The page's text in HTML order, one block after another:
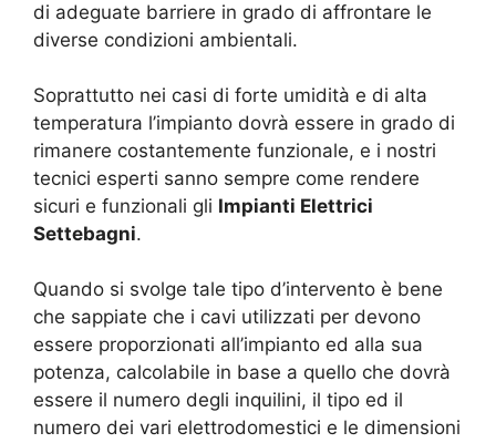
di adeguate barriere in grado di affrontare le
diverse condizioni ambientali.
Soprattutto nei casi di forte umidità e di alta
temperatura l’impianto dovrà essere in grado di
rimanere costantemente funzionale, e i nostri
tecnici esperti sanno sempre come rendere
sicuri e funzionali gli Impianti Elettrici
Settebagni.
Quando si svolge tale tipo d’intervento è bene
che sappiate che i cavi utilizzati per devono
essere proporzionati all’impianto ed alla sua
potenza, calcolabile in base a quello che dovrà
essere il numero degli inquilini, il tipo ed il
numero dei vari elettrodomestici e le dimensioni